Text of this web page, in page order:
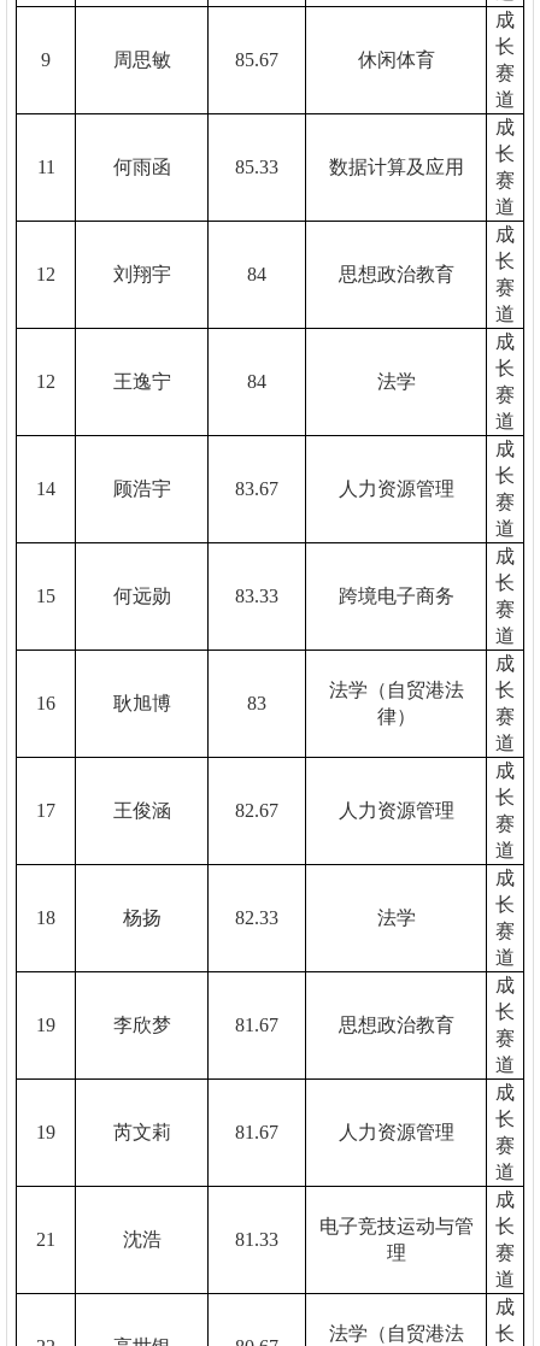
9 周思敏 85.67 休闲体育
成
长
赛
道
11 何雨函 85.33 数据计算及应用
成
长
赛
道
12 刘翔宇 84 思想政治教育
成
长
赛
道
12 王逸宁 84 法学
成
长
赛
道
14 顾浩宇 83.67 人力资源管理
成
长
赛
道
15 何远勋 83.33 跨境电子商务
成
长
赛
道
16 耿旭博 83
法学（自贸港法
律）
成
长
赛
道
17 王俊涵 82.67 人力资源管理
成
长
赛
道
18 杨扬 82.33 法学
成
长
赛
道
19 李欣梦 81.67 思想政治教育
成
长
赛
道
19 芮文莉 81.67 人力资源管理
成
长
赛
道
21 沈浩 81.33
电子竞技运动与管
理
成
长
赛
道
法学（自贸港法
成
长